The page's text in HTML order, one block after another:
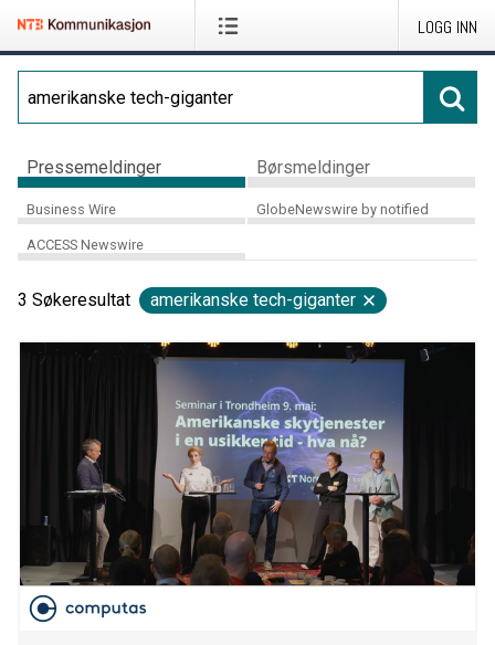
LOGG INN
Pressemeldinger Børsmeldinger
Business Wire GlobeNewswire by notified
ACCESS Newswire
3 Søkeresultat amerikanske tech-giganter